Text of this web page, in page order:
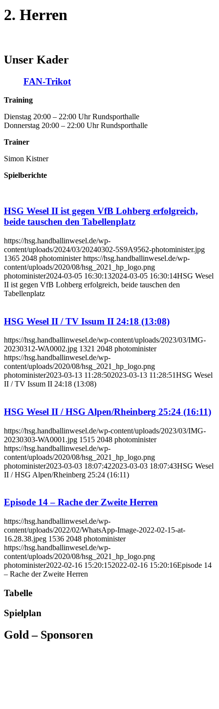
2. Herren
Unser Kader
FAN-Trikot
Training
Dienstag 20:00 – 22:00 Uhr Rundsporthalle
Donnerstag 20:00 – 22:00 Uhr Rundsporthalle
Trainer
Simon Kistner
Spielberichte
HSG Wesel II ist gegen VfB Lohberg erfolgreich,
beide tauschen den Tabellenplatz
https://hsg.handballinwesel.de/wp-
content/uploads/2024/03/20240302-5S9A9562-photominister.jpg
1365 2048 photominister https://hsg.handballinwesel.de/wp-
content/uploads/2020/08/hsg_2021_hp_logo.png
photominister2024-03-05 16:30:132024-03-05 16:30:14HSG Wesel
II ist gegen VfB Lohberg erfolgreich, beide tauschen den
Tabellenplatz
HSG Wesel II / TV Issum II 24:18 (13:08)
https://hsg.handballinwesel.de/wp-content/uploads/2023/03/IMG-
20230312-WA0002.jpg 1321 2048 photominister
https://hsg.handballinwesel.de/wp-
content/uploads/2020/08/hsg_2021_hp_logo.png
photominister2023-03-13 11:28:502023-03-13 11:28:51HSG Wesel
II / TV Issum II 24:18 (13:08)
HSG Wesel II / HSG Alpen/Rheinberg 25:24 (16:11)
https://hsg.handballinwesel.de/wp-content/uploads/2023/03/IMG-
20230303-WA0001.jpg 1515 2048 photominister
https://hsg.handballinwesel.de/wp-
content/uploads/2020/08/hsg_2021_hp_logo.png
photominister2023-03-03 18:07:422023-03-03 18:07:43HSG Wesel
II / HSG Alpen/Rheinberg 25:24 (16:11)
Episode 14 – Rache der Zweite Herren
https://hsg.handballinwesel.de/wp-
content/uploads/2022/02/WhatsApp-Image-2022-02-15-at-
16.28.38.jpeg 1536 2048 photominister
https://hsg.handballinwesel.de/wp-
content/uploads/2020/08/hsg_2021_hp_logo.png
photominister2022-02-16 15:20:152022-02-16 15:20:16Episode 14
– Rache der Zweite Herren
Tabelle
Spielplan
Gold – Sponsoren